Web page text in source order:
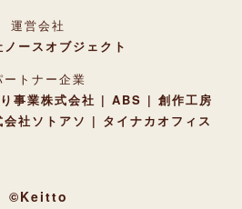
運営会社
ースオブジェクト
ートナー企業
事業株式会社
ABS
創作工房
会社ソトアソ タイナカオフィス
©Keitto